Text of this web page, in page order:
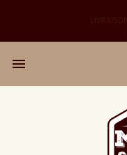
LIVRAISON
